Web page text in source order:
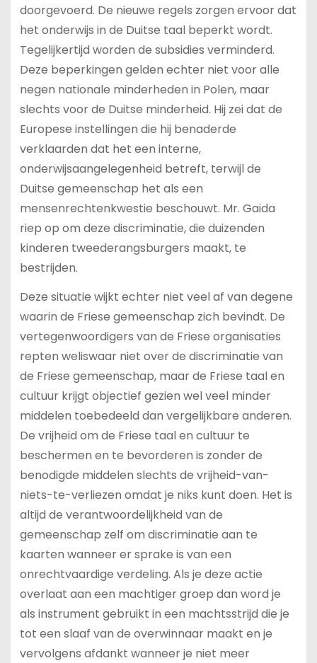
doorgevoerd. De nieuwe regels zorgen ervoor dat
het onderwijs in de Duitse taal beperkt wordt.
Tegelijkertijd worden de subsidies verminderd.
Deze beperkingen gelden echter niet voor alle
negen nationale minderheden in Polen, maar
slechts voor de Duitse minderheid. Hij zei dat de
Europese instellingen die hij benaderde
verklaarden dat het een interne,
onderwijsaangelegenheid betreft, terwijl de
Duitse gemeenschap het als een
mensenrechtenkwestie beschouwt. Mr. Gaida
riep op om deze discriminatie, die duizenden
kinderen tweederangsburgers maakt, te
bestrijden.
Deze situatie wijkt echter niet veel af van degene
waarin de Friese gemeenschap zich bevindt. De
vertegenwoordigers van de Friese organisaties
repten weliswaar niet over de discriminatie van
de Friese gemeenschap, maar de Friese taal en
cultuur krijgt objectief gezien wel veel minder
middelen toebedeeld dan vergelijkbare anderen.
De vrijheid om de Friese taal en cultuur te
beschermen en te bevorderen is zonder de
benodigde middelen slechts de vrijheid-van-
niets-te-verliezen omdat je niks kunt doen. Het is
altijd de verantwoordelijkheid van de
gemeenschap zelf om discriminatie aan te
kaarten wanneer er sprake is van een
onrechtvaardige verdeling. Als je deze actie
overlaat aan een machtiger groep dan word je
als instrument gebruikt in een machtsstrijd die je
tot een slaaf van de overwinnaar maakt en je
vervolgens afdankt wanneer je niet meer